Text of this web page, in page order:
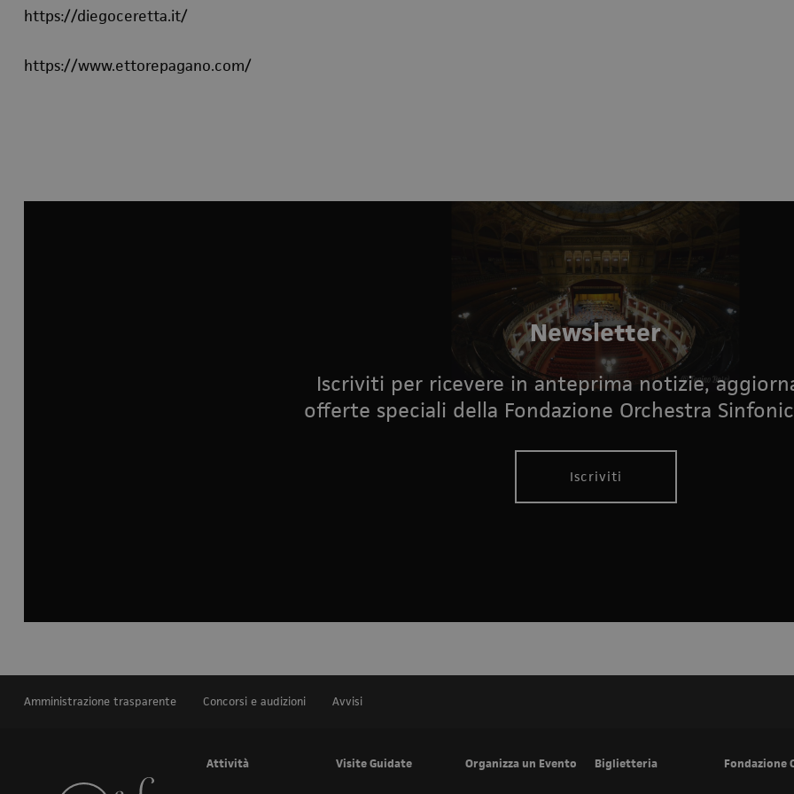
https://diegoceretta.it/
https://www.ettorepagano.com/
Newsletter
Iscriviti per ricevere in anteprima notizie,
offerte speciali della Fondazione Orchestra
Iscriviti
Amministrazione trasparente Concorsi e audizioni Avvisi
Attività Visite Guidate Organizza un Evento Biglietteria Fondazione